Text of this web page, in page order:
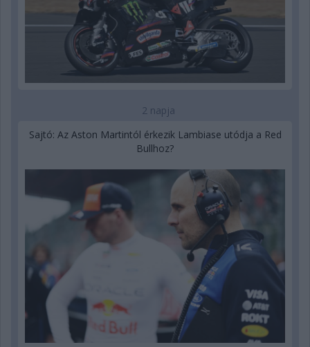
2 napja
Sajtó: Az Aston Martintól érkezik Lambiase utódja a Red
Bullhoz?